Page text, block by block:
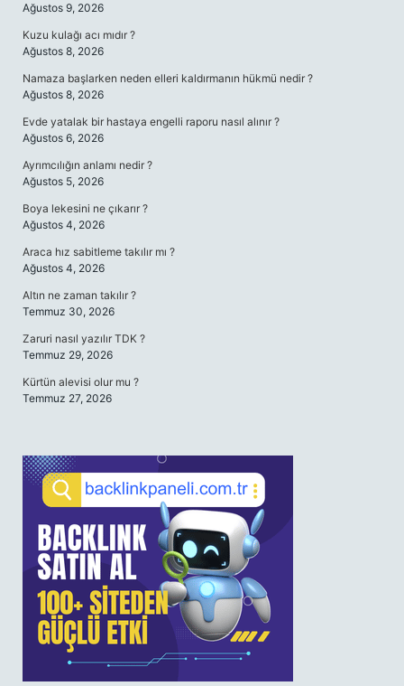
Ağustos 9, 2026
Kuzu kulağı acı mıdır ?
Ağustos 8, 2026
Namaza başlarken neden elleri kaldırmanın hükmü nedir ?
Ağustos 8, 2026
Evde yatalak bir hastaya engelli raporu nasıl alınır ?
Ağustos 6, 2026
Ayrımcılığın anlamı nedir ?
Ağustos 5, 2026
Boya lekesini ne çıkarır ?
Ağustos 4, 2026
Araca hız sabitleme takılır mı ?
Ağustos 4, 2026
Altın ne zaman takılır ?
Temmuz 30, 2026
Zaruri nasıl yazılır TDK ?
Temmuz 29, 2026
Kürtün alevisi olur mu ?
Temmuz 27, 2026